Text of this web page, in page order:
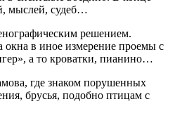
мыслей, судеб…
решением.
окна в иное измерение проемы с
а то кроватки, пианино…
где знаком порушенных
брусья, подобно птицам с